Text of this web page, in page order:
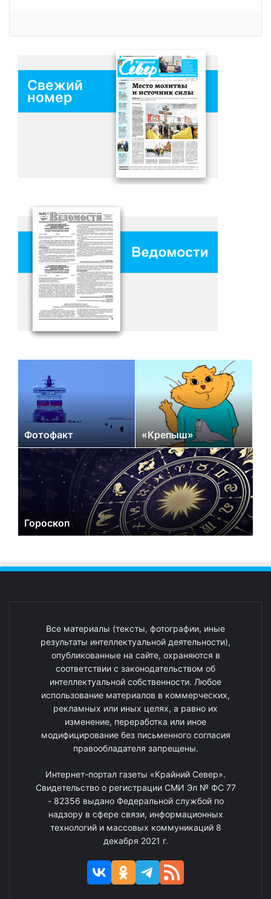
Свежий
номер
Фотофакт «Крепыш»
Гороскоп
Все материалы (тексты, фотографии, иные
результаты интеллектуальной деятельности),
опубликованные на сайте, охраняются в
соответствии с законодательством об
интеллектуальной собственности. Любое
использование материалов в коммерческих,
рекламных или иных целях, а равно их
изменение, переработка или иное
модифицирование без письменного согласия
правообладателя запрещены.
Интернет-портал газеты «Крайний Север».
Свидетельство о регистрации СМИ Эл № ФС 77
- 82356 выдано Федеральной службой по
надзору в сфере связи, информационных
технологий и массовых коммуникаций 8
декабря 2021 г.